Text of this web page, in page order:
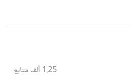
1.25 ألف متابع